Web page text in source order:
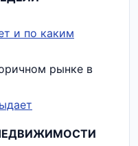
и по каким
рынке в